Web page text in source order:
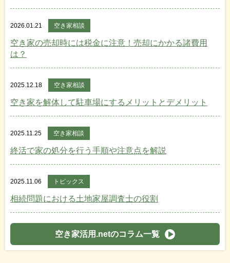
2026.01.21 空き家相談
空き家の売却時には税金に注意！売却にかかる諸費用
は？
2025.12.18 空き家相談
空き家を解体して駐車場にするメリットとデメリット
2025.11.25 空き家相談
終活で家の処分を行う手順や注意点を解説
2025.11.06 トピックス
相続問題における土地家屋調査士の役割
空き家活用.netのコラム一覧